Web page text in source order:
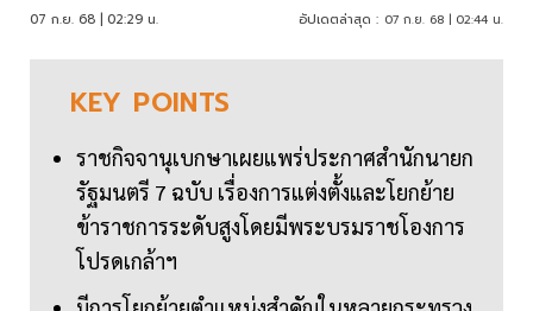
07 ก.ย. 68 | 02:29 น. อัปเดตล่าสุด : 07 ก.ย. 68 | 02:44 น.
KEY POINTS
ราชกิจจานุเบกษาเผยแพร่ประกาศสำนักนายก
รัฐมนตรี 7 ฉบับ เรื่องการแต่งตั้งและโยกย้าย
ข้าราชการระดับสูงโดยมีพระบรมราชโองการ
โปรดเกล้าฯ